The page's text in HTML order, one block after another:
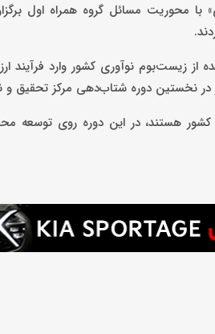
محوریت مسائل گروه همراه اول
کشور هستند، در این دوره روی